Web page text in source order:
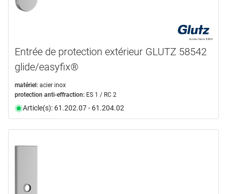
Entrée de protection extérieur GLUTZ 58542
glide/easyfix®
matériel: acier inox
protection anti-effraction: ES 1 / RC 2
Article(s): 61.202.07 - 61.204.02